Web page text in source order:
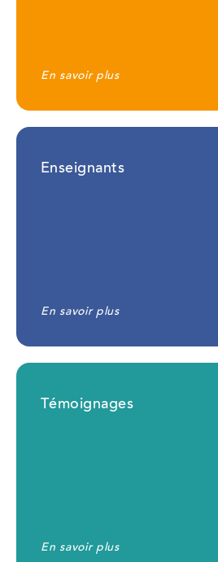
En savoir plus
Enseignants
En savoir plus
Témoignages
En savoir plus